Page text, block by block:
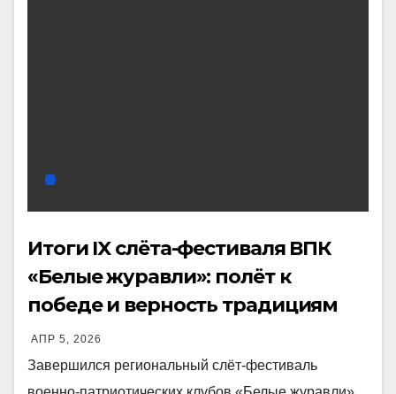
Итоги IX слёта-фестиваля ВПК
«Белые журавли»: полёт к
победе и верность традициям
АПР 5, 2026
Завершился региональный слёт-фестиваль